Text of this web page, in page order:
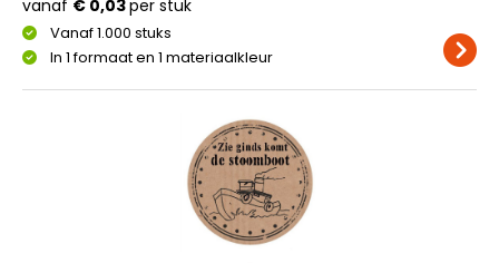
Vanaf 1.000 stuks
In 1 formaat en 1 materiaalkleur
vanaf € 0,03per stuk